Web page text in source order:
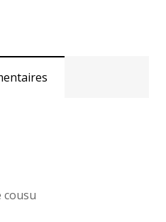
cousu